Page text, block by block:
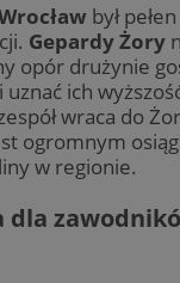
był
Gepardy Żory
opór drużynie
ich
wraca do
ogromnym
w regionie.
dla